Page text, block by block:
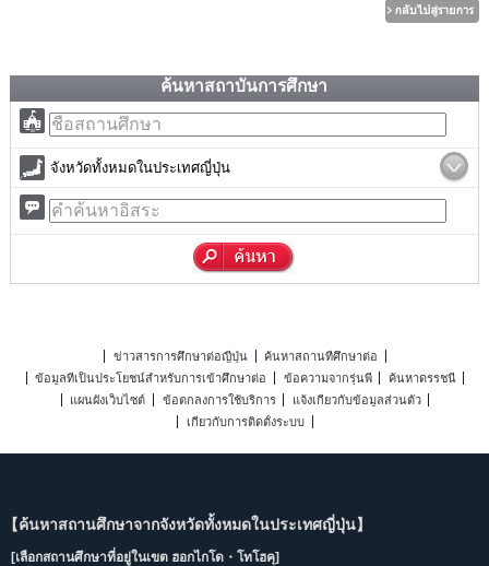
ค้นหาสถาบันการศึกษา
จังหวัดทั้งหมดในประเทศญี่ปุ่น
ข่าวสารการศึกษาต่อญี่ปุ่น
ค้นหาสถานที่ศึกษาต่อ
ข้อมูลที่เป็นประโยชน์สำหรับการเข้าศึกษาต่อ
ข้อความจากรุ่นพี่
ค้นหาดรรชนี
แผนผังเว็บไซต์
ข้อตกลงการใช้บริการ
แจ้งเกี่ยวกับข้อมูลส่วนตัว
เกี่ยวกับการติดตั้งระบบ
【ค้นหาสถานศึกษาจากจังหวัดทั้งหมดในประเทศญี่ปุ่น】
[เลือกสถานศึกษาที่อยู่ในเขต ฮอกไกโด・โทโฮคุ]